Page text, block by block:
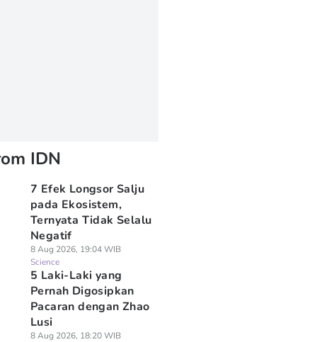
IDN
7 Efek Longsor Salju
pada Ekosistem,
Ternyata Tidak Selalu
Negatif
8 Aug 2026, 19:04 WIB
Science
5 Laki-Laki yang
Pernah Digosipkan
Pacaran dengan Zhao
Lusi
8 Aug 2026, 18:20 WIB